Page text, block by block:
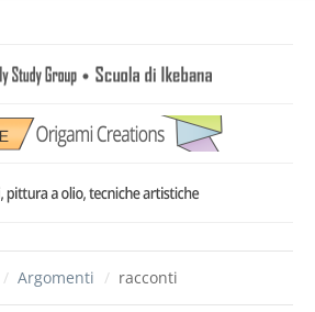
/ Argomenti / racconti